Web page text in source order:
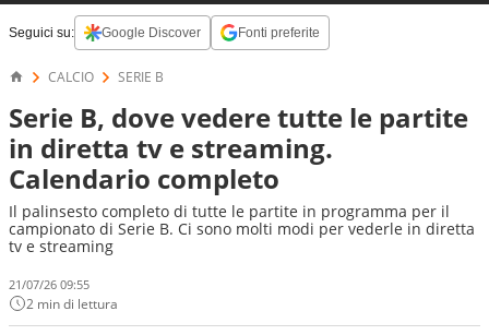
Seguici su: Google Discover Fonti preferite
CALCIO SERIE B
Serie B, dove vedere tutte le partite
in diretta tv e streaming.
Calendario completo
Il palinsesto completo di tutte le partite in programma per il
campionato di Serie B. Ci sono molti modi per vederle in diretta
tv e streaming
21/07/26 09:55
2 min di lettura